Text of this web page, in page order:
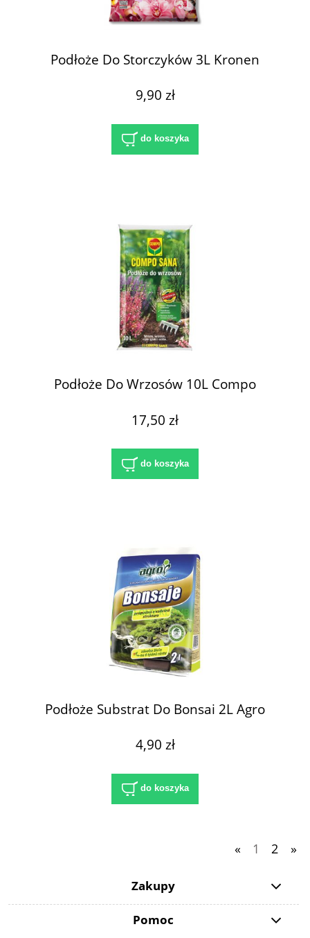
Podłoże Do Storczyków 3L Kronen
9,90 zł
do koszyka
Podłoże Do Wrzosów 10L Compo
17,50 zł
do koszyka
Podłoże Substrat Do Bonsai 2L Agro
4,90 zł
do koszyka
« 1 2 »
Zakupy
Pomoc